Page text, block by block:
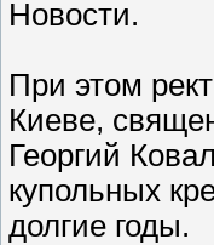
Новости.
При этом
Киеве,
Георгий
купольных
долгие годы.